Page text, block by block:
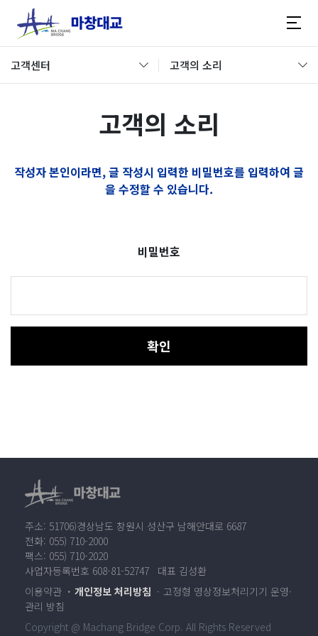
고객센터 고객의 소리
고객의 소리
작성자 본인이라면, 글 작성시 입력한 비밀번호를 입력하여 글
을 수정할 수 있습니다.
비밀번호
확인
주소: 51706)경상남도 창원시 성산구 남해안대로 6687
전화: 055) 710-2000
팩스: 055) 710-2020
사업자등록번호 608-81-52747 대표 김성환
이용약관
개인정보 처리방침
고정형 영상정보처리기기 운영·
관리 방침
Copyright @ Machang Bridge Corp. All Rights Reserved